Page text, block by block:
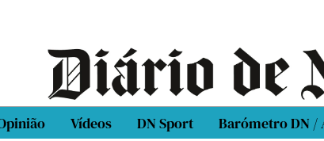
Vídeos DN Sport Barómetro DN /